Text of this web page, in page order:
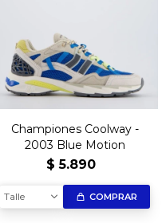
Championes Coolway -
2003 Blue Motion
$ 5.890
Talle COMPRAR